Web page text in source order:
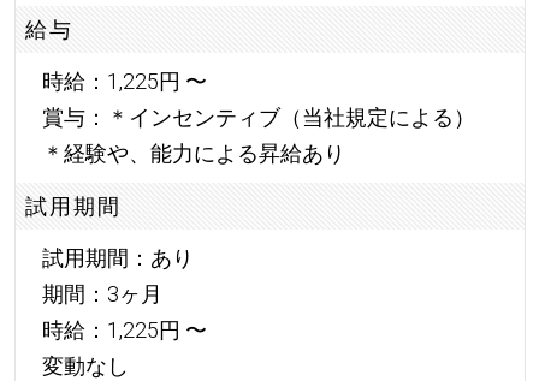
給与
時給：1,225円 〜
賞与：＊インセンティブ（当社規定による）
＊経験や、能力による昇給あり
試用期間
試用期間：あり
期間：3ヶ月
時給：1,225円 〜
変動なし